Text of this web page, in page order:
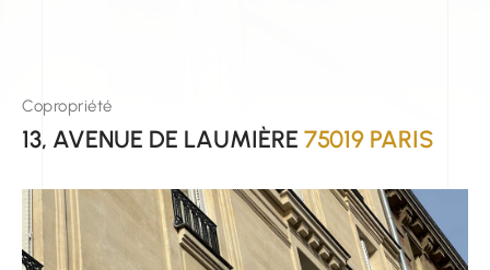
Copropriété
13, AVENUE DE LAUMIÈRE 75019 PARIS